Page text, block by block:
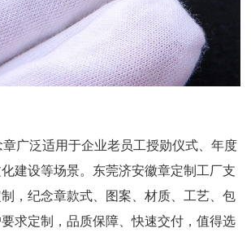
广泛适用于企业老员工授勋仪式、年度
建设等场景。东莞济安徽章定制工厂支
，纪念章款式、图案、材质、工艺、包
求定制，品质保障、快速交付，值得选